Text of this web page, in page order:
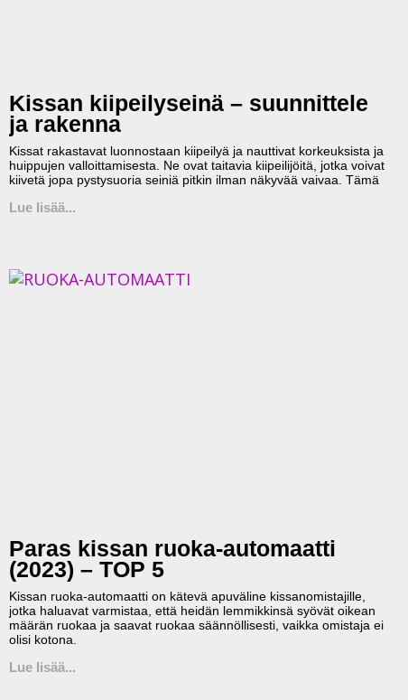
Kissan kiipeilyseinä – suunnittele
ja rakenna
Kissat rakastavat luonnostaan kiipeilyä ja nauttivat korkeuksista ja
huippujen valloittamisesta. Ne ovat taitavia kiipeilijöitä, jotka voivat
kiivetä jopa pystysuoria seiniä pitkin ilman näkyvää vaivaa. Tämä
Lue lisää...
Paras kissan ruoka-automaatti
(2023) – TOP 5
Kissan ruoka-automaatti on kätevä apuväline kissanomistajille,
jotka haluavat varmistaa, että heidän lemmikkinsä syövät oikean
määrän ruokaa ja saavat ruokaa säännöllisesti, vaikka omistaja ei
olisi kotona.
Lue lisää...